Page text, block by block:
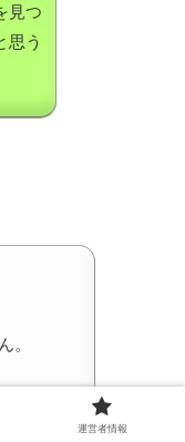
見つ
思う
。
ばるね。
運営者情報